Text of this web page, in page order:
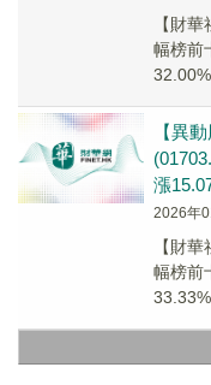
【財
幅榜前
【異
漲
2026年
【財
幅榜前